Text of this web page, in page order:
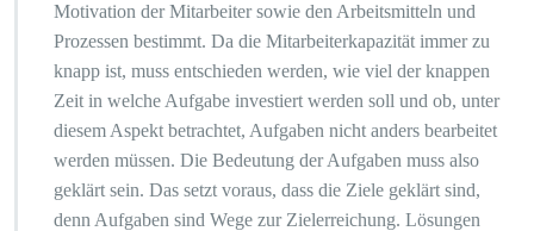
Motivation der Mitarbeiter sowie den Arbeitsmitteln und
Prozessen bestimmt. Da die Mitarbeiterkapazität immer zu
knapp ist, muss entschieden werden, wie viel der knappen
Zeit in welche Aufgabe investiert werden soll und ob, unter
diesem Aspekt betrachtet, Aufgaben nicht anders bearbeitet
werden müssen. Die Bedeutung der Aufgaben muss also
geklärt sein. Das setzt voraus, dass die Ziele geklärt sind,
denn Aufgaben sind Wege zur Zielerreichung. Lösungen